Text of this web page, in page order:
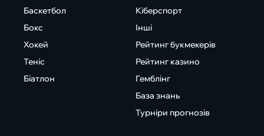
Баскетбол
Бокс
Хокей
Теніс
Біатлон
Кіберспорт
Інші
Рейтинг букмекерів
Рейтинг казино
Гемблінг
База знань
Турніри прогнозів